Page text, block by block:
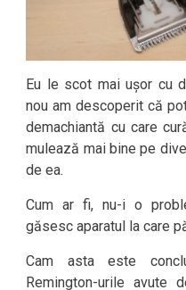
Eu le scot mai ușor cu
nou am descoperit că
demachiantă cu care
mulează mai bine pe
de ea.
Cum ar fi, nu-i o
găsesc aparatul la care
Cam asta este
Remington-urile